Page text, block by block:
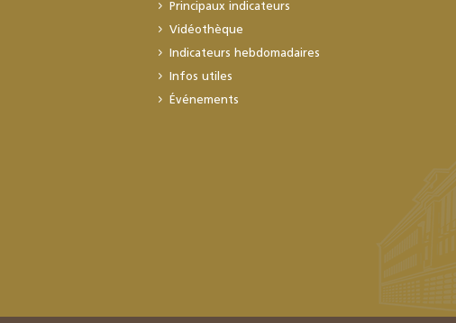
Principaux indicateurs
Vidéothèque
Indicateurs hebdomadaires
Infos utiles
Événements